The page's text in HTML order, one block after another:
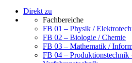
Direkt zu
Fachbereiche
FB 01 – Physik /
FB 02 – Biologie / Chemie
FB 03 – Mathematik /
FB 04 – Produktionstechnik